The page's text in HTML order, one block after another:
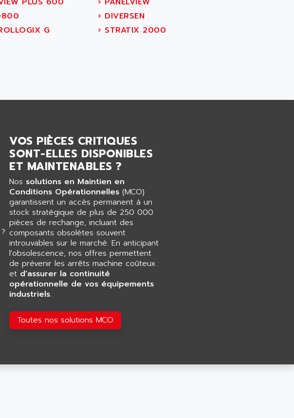
› DIVERSEN
G › STRATIX 2000
VOS PIÈCES CRITIQUES
SONT-ELLES DISPONIBLES
ET MAINTENABLES ?
Nos solutions en Maintien en
Conditions Opérationnelles (MCO)
garantissent un accès permanent à un
stock stratégique de plus de 250 000
pièces de rechange, incluant des
composants obsolètes souvent
introuvables sur le marché. En anticipant
l'obsolescence, nos offres permettent
de prévenir les arrêts machine coûteux
et d'assurer la continuité
opérationnelle de vos équipements
industriels.
Toutes nos solutions MCO